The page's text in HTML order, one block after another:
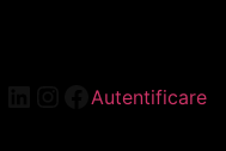
LinkedIn
Instagram
Facebook
Autentificare